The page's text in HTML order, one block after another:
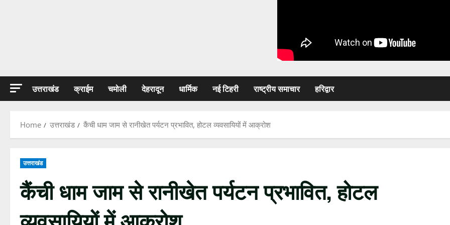
उत्तराखंड क्राईम चमोली देहरादून धार्मिक नई टिहरी राष्ट्रीय समाचार हरिद्वार
Home उत्तराखंड कैंची धाम जाम से रानीखेत पर्यटन प्रभावित, होटल व्यवसायियों में आक्रोश
उत्तराखंड
कैंची धाम जाम से रानीखेत पर्यटन प्रभावित, होटल